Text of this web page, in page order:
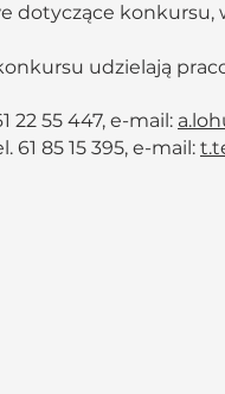
dotyczące
udzielają
22 55 447, e-mail:
61 85 15 395, e-mail: